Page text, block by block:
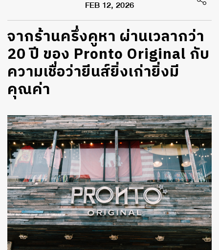
FEB 12, 2026
จากร้านครึ่งคูหา ผ่านเวลากว่า
20 ปี ของ Pronto Original กับ
ความเชื่อว่ายีนส์ยิ่งเก่ายิ่งมี
คุณค่า